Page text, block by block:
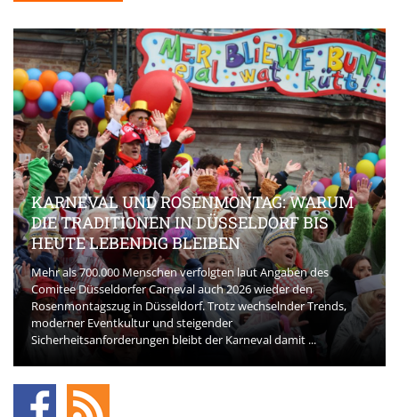
KARNEVAL UND ROSENMONTAG: WARUM
DIE TRADITIONEN IN DÜSSELDORF BIS
HEUTE LEBENDIG BLEIBEN
Mehr als 700.000 Menschen verfolgten laut Angaben des
Comitee Düsseldorfer Carneval auch 2026 wieder den
Rosenmontagszug in Düsseldorf. Trotz wechselnder Trends,
moderner Eventkultur und steigender
Sicherheitsanforderungen bleibt der Karneval damit ...